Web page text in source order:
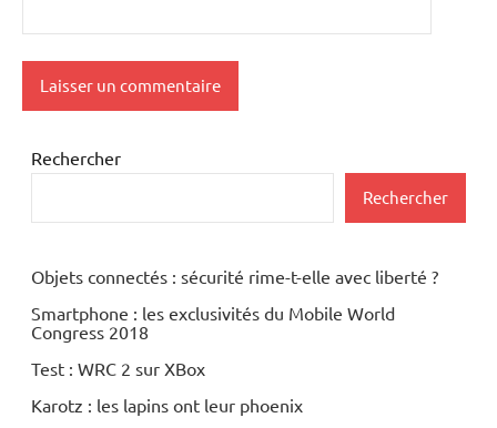
Rechercher
Rechercher
Objets connectés : sécurité rime-t-elle avec liberté ?
Smartphone : les exclusivités du Mobile World
Congress 2018
Test : WRC 2 sur XBox
Karotz : les lapins ont leur phoenix